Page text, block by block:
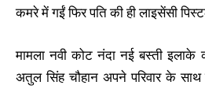
कमरे में गईं फिर पति की ही लाइसेंसी
मामला नवी कोट नंदा नई बस्ती इलाके
अतुल सिंह चौहान अपने परिवार के साथ